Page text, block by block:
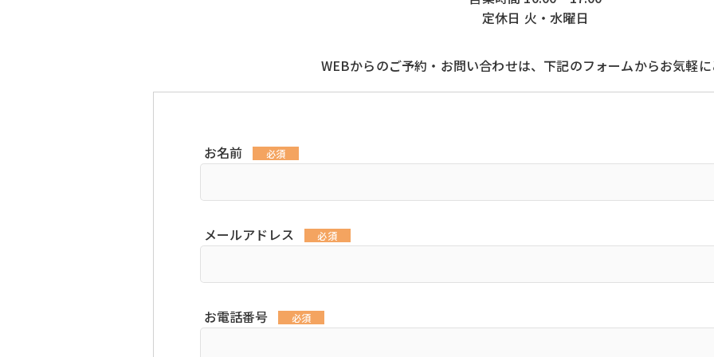
定休日 火・水曜日
WEBからのご予約・お問い合わせは、下記のフォームからお気軽
お名前 必須
メールアドレス 必須
お電話番号 必須